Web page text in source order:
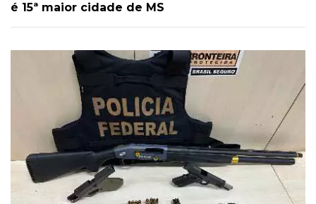
é 15ª maior cidade de MS